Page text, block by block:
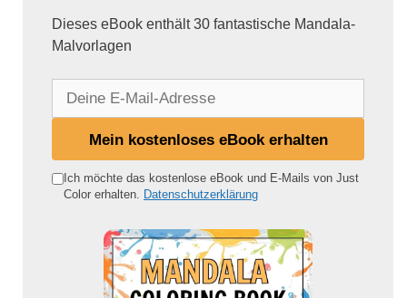
Dieses eBook enthält 30 fantastische Mandala-
Malvorlagen
e
Mein kostenloses eBook erhalten
Ich möchte das kostenlose eBook und E-Mails von Just
Color erhalten. Datenschutzerklärung